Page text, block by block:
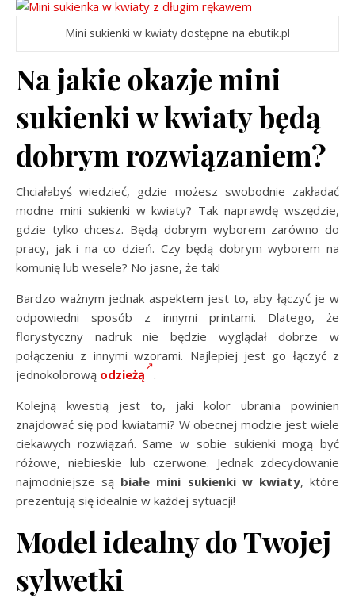
Mini sukienki w kwiaty dostępne na ebutik.pl
Na jakie okazje mini
sukienki w kwiaty będą
dobrym rozwiązaniem?
Chciałabyś wiedzieć, gdzie możesz swobodnie zakładać
modne mini sukienki w kwiaty? Tak naprawdę wszędzie,
gdzie tylko chcesz. Będą dobrym wyborem zarówno do
pracy, jak i na co dzień. Czy będą dobrym wyborem na
komunię lub wesele? No jasne, że tak!
Bardzo ważnym jednak aspektem jest to, aby łączyć je w
odpowiedni sposób z innymi printami. Dlatego, że
florystyczny nadruk nie będzie wyglądał dobrze w
połączeniu z innymi wzorami. Najlepiej jest go łączyć z
jednokolorową odzieżą
.
Kolejną kwestią jest to, jaki kolor ubrania powinien
znajdować się pod kwiatami? W obecnej modzie jest wiele
ciekawych rozwiązań. Same w sobie sukienki mogą być
różowe, niebieskie lub czerwone. Jednak zdecydowanie
najmodniejsze są białe mini sukienki w kwiaty, które
prezentują się idealnie w każdej sytuacji!
Model idealny do Twojej
sylwetki